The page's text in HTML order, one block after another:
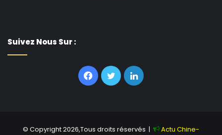
Suivez Nous Sur :
Facebook
TwitterLinkedin
© Copyright 2026,Tous droits réservés | Actu Chine-